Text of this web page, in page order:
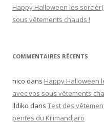
Happy Halloween les
sous vêtements chauds !
COMMENTAIRES RÉCENTS
nico dans Happy Halloween
avec vos sous vêtements
Ildiko dans Test des
pentes du Kilimandjaro